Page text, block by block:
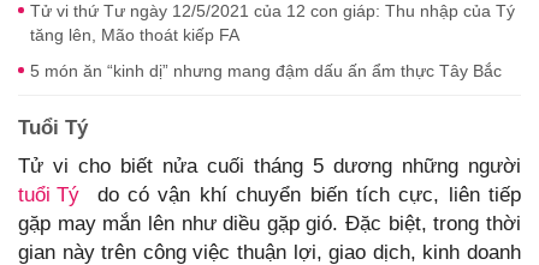
Tử vi thứ Tư ngày 12/5/2021 của 12 con giáp: Thu nhập của Tý
tăng lên, Mão thoát kiếp FA
5 món ăn “kinh dị” nhưng mang đậm dấu ấn ẩm thực Tây Bắc
Tuổi Tý
Tử vi cho biết nửa cuối tháng 5 dương những người
tuổi Tý do có vận khí chuyển biến tích cực, liên tiếp
gặp may mắn lên như diều gặp gió. Đặc biệt, trong thời
gian này trên công việc thuận lợi, giao dịch, kinh doanh